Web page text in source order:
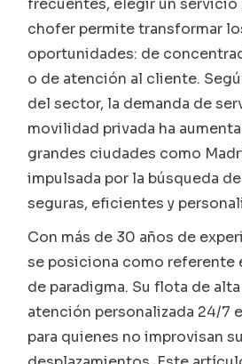
frecuentes, elegir un
chofer permite transformar
oportunidades: de
o de atención al cliente.
del sector, la demanda de
movilidad privada ha
grandes ciudades como
impulsada por la búsqueda
seguras, eficientes y
Con más de 30 años de
se posiciona como referente
de paradigma. Su flota de alta
atención personalizada 24/7
para quienes no improvisan